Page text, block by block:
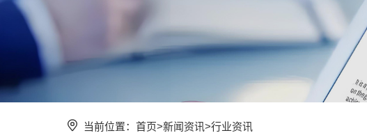
当前位置：首页>新闻资讯>行业资讯